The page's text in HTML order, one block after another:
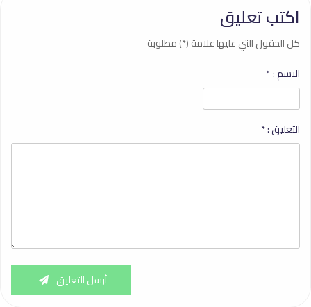
اكتب تعليق
كل الحقول التي عليها علامة (*) مطلوبة
الاسم :*
التعليق :*
أرسل التعليق